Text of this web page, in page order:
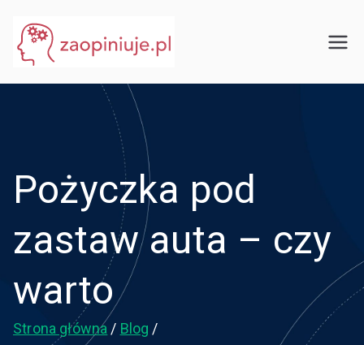
treści
Pożyczka pod
zastaw auta – czy
warto
Strona główna
Blog